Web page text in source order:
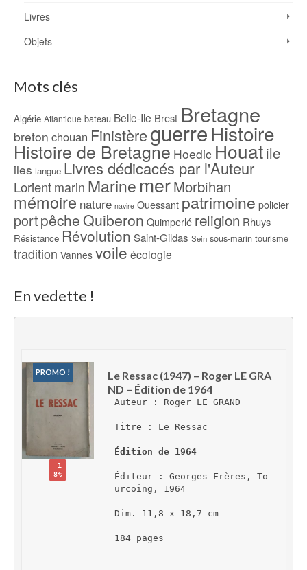
Livres
Objets
Mots clés
Algérie Atlantique bateau Belle-Ile Brest Bretagne
breton chouan FinistèreguerreHistoire
Histoire de Bretagne Hoedic Houatile
iles langue Livres dédicacés par l'Auteur
Lorientmarin Marine merMorbihan
mémoire nature navire Ouessant patrimoine policier
portpêcheQuiberon Quimperlé religion Rhuys
Résistance Révolution Saint-Gildas Sein sous-marin tourisme
tradition Vannes voile écologie
En vedette !
PROMO !
-1
8%
Le Ressac (1947) – Roger LE GRA
ND – Édition de 1964
Auteur : Roger LE GRAND
Titre : Le Ressac
Édition de 1964
Éditeur : Georges Frères, To
urcoing, 1964
Dim. 11,8 x 18,7 cm
184 pages